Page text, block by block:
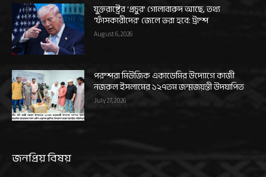
যুক্তরাষ্ট্রের ‘প্রচুর’ গোলাবারুদ আছে, তথ্য
‘ফাঁসকারীদের’ জেলে ভরা হবে: ট্রাম্প
August 6, 2026
পরম্পরা মিউজিক একাডেমির উদ্যোগে কাজী
নজরুল ইসলামের ১২৭তম জন্মজয়ন্তী উদযাপিত
July 27, 2026
জনপ্রিয় বিষয়